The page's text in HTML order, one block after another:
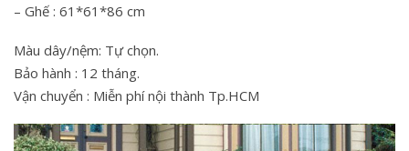
– Ghế : 61*61*86 cm
Màu dây/nệm: Tự chọn.
Bảo hành : 12 tháng.
Vận chuyển : Miễn​ p​hí nội thành​ Tp.HCM